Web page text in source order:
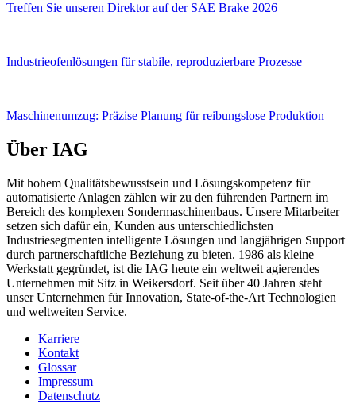
Treffen Sie unseren Direktor auf der SAE Brake 2026
Industrieofenlösungen für stabile, reproduzierbare Prozesse
Maschinenumzug: Präzise Planung für reibungslose Produktion
Über IAG
Mit hohem Qualitätsbewusstsein und Lösungskompetenz für
automatisierte Anlagen zählen wir zu den führenden Partnern im
Bereich des komplexen Sondermaschinenbaus. Unsere Mitarbeiter
setzen sich dafür ein, Kunden aus unterschiedlichsten
Industriesegmenten intelligente Lösungen und langjährigen Support
durch partnerschaftliche Beziehung zu bieten. 1986 als kleine
Werkstatt gegründet, ist die IAG heute ein weltweit agierendes
Unternehmen mit Sitz in Weikersdorf. Seit über 40 Jahren steht
unser Unternehmen für Innovation, State-of-the-Art Technologien
und weltweiten Service.
Karriere
Kontakt
Glossar
Impressum
Datenschutz